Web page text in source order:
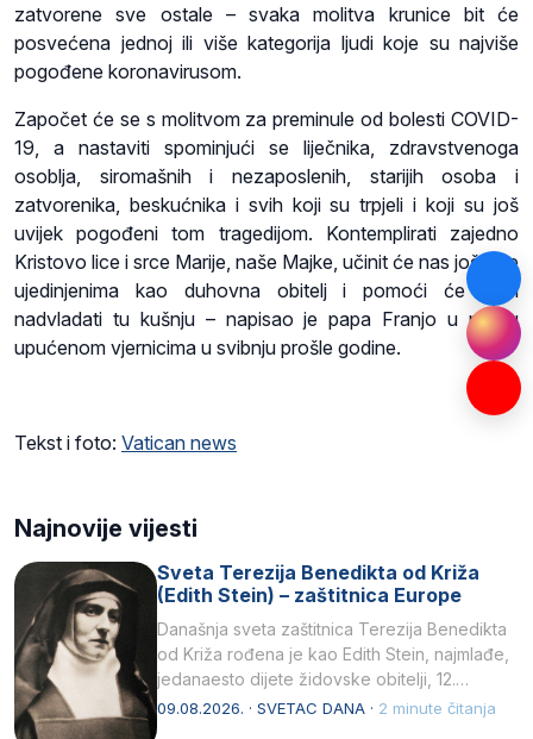
zatvorene sve ostale – svaka molitva krunice bit će
posvećena jednoj ili više kategorija ljudi koje su najviše
pogođene koronavirusom.
Započet će se s molitvom za preminule od bolesti COVID-
19, a nastaviti spominjući se liječnika, zdravstvenoga
osoblja, siromašnih i nezaposlenih, starijih osoba i
zatvorenika, beskućnika i svih koji su trpjeli i koji su još
uvijek pogođeni tom tragedijom. Kontemplirati zajedno
Kristovo lice i srce Marije, naše Majke, učinit će nas još više
ujedinjenima kao duhovna obitelj i pomoći će nam
nadvladati tu kušnju – napisao je papa Franjo u pismu
upućenom vjernicima u svibnju prošle godine.
Tekst i foto: Vatican news
Najnovije vijesti
Sveta Terezija Benedikta od Križa
(Edith Stein) – zaštitnica Europe
Današnja sveta zaštitnica Terezija Benedikta
od Križa rođena je kao Edith Stein, najmlađe,
jedanaesto dijete židovske obitelji, 12.
listopada 1891, u Wrocławu…
09.08.2026. · SVETAC DANA · 2 minute čitanja